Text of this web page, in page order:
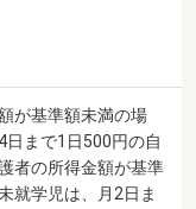
が基準額未満の場
日まで1日500円の自
者の所得金額が基準
就学児は、月2日ま